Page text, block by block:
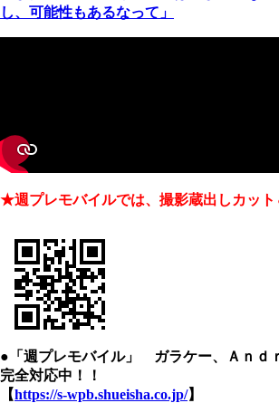
し、可能性もあるなって」
★週プレモバイルでは、撮影蔵出しカット
●「週プレモバイル」 ガラケー、Ａｎｄ
完全対応中！！
【https://s-wpb.shueisha.co.jp/】